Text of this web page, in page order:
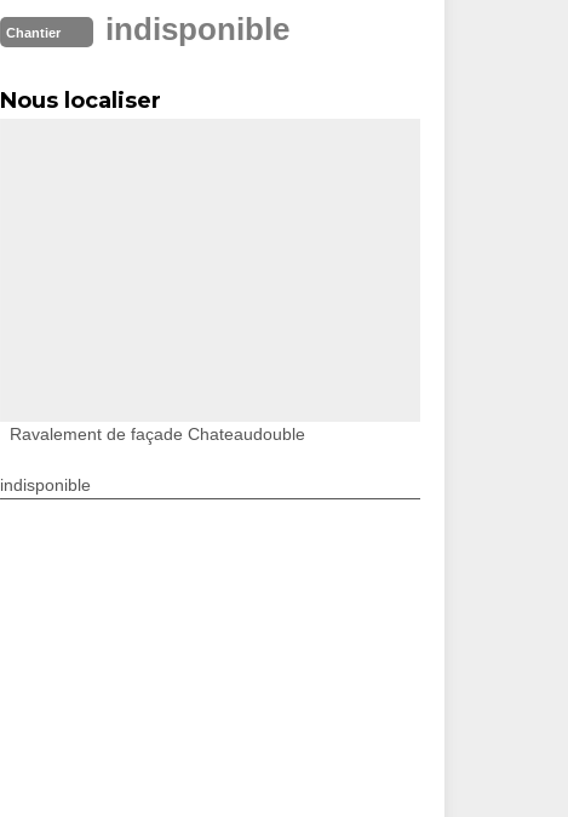
Chantier indisponible
Nous localiser
Ravalement de façade Chateaudouble
indisponible